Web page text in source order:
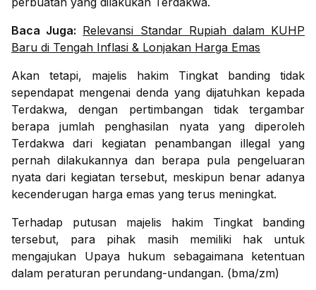
Baca Juga: Relevansi Standar Rupiah dalam KUHP
Baru di Tengah Inflasi & Lonjakan Harga Emas
Akan tetapi, majelis hakim Tingkat banding tidak
sependapat mengenai denda yang dijatuhkan kepada
Terdakwa, dengan pertimbangan tidak tergambar
berapa jumlah penghasilan nyata yang diperoleh
Terdakwa dari kegiatan penambangan illegal yang
pernah dilakukannya dan berapa pula pengeluaran
nyata dari kegiatan tersebut, meskipun benar adanya
kecenderugan harga emas yang terus meningkat.
Terhadap putusan majelis hakim Tingkat banding
tersebut, para pihak masih memiliki hak untuk
mengajukan Upaya hukum sebagaimana ketentuan
dalam peraturan perundang-undangan. (bma/zm)